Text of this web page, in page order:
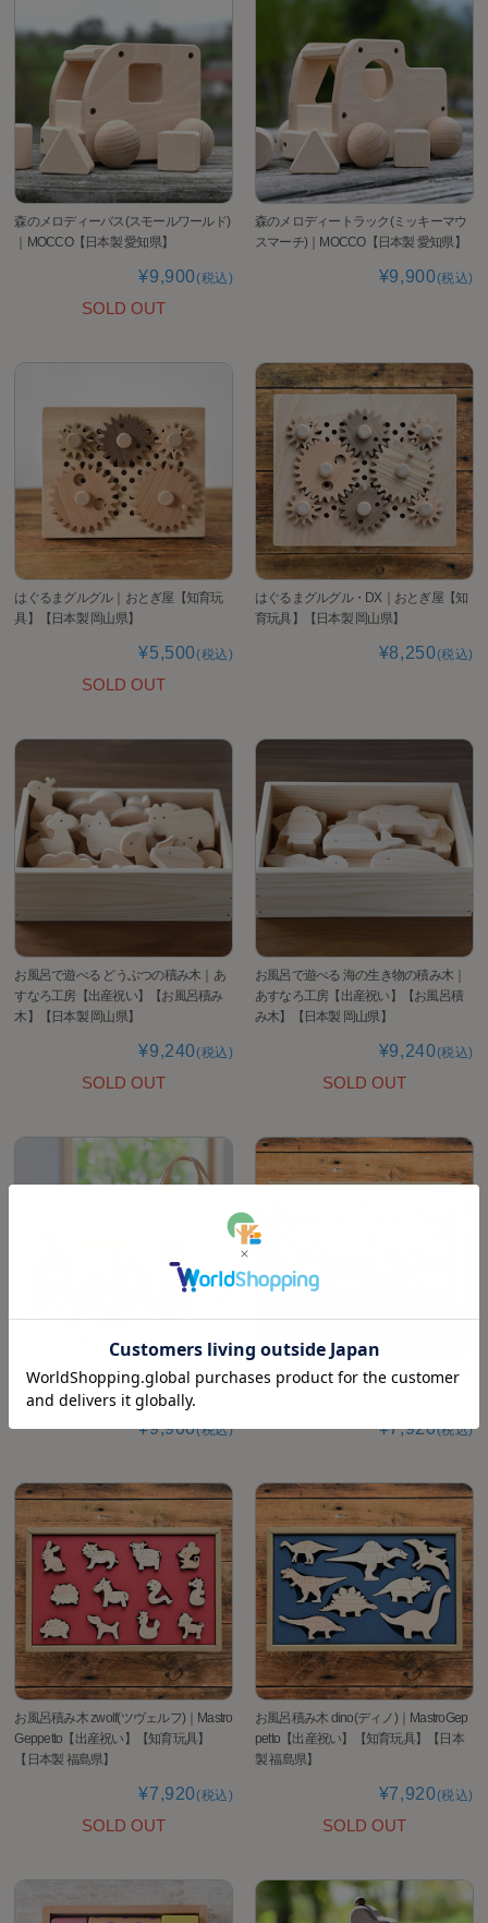
森のメロディーバス(スモールワールド)
｜MOCCO【日本製 愛知県】
¥9,900(税込)
SOLD OUT
森のメロディートラック(ミッキーマウ
スマーチ)｜MOCCO【日本製 愛知県】
¥9,900(税込)
はぐるまグルグル｜おとぎ屋【知育玩
具】【日本製 岡山県】
¥5,500(税込)
SOLD OUT
はぐるまグルグル・DX｜おとぎ屋【知
育玩具】【日本製 岡山県】
¥8,250(税込)
お風呂で遊べる どうぶつの積み木｜あ
すなろ工房【出産祝い】【お風呂積み
木】【日本製 岡山県】
¥9,240(税込)
SOLD OUT
お風呂で遊べる 海の生き物の積み木｜
あすなろ工房【出産祝い】【お風呂積
み木】【日本製 岡山県】
¥9,240(税込)
SOLD OUT
寄木の積木 ふくろ入り｜OakVillage
【知育玩具】【日本製 岐阜県】
¥9,900(税込)
お風呂積み木 noe(ノエ)｜MastroGeppett
¥7,920(税込)
お風呂積み木 zwolf(ツヴェルフ)｜Mastro
Geppetto【出産祝い】【知育玩具】
【日本製 福島県】
¥7,920(税込)
SOLD OUT
お風呂積み木 dino(ディノ)｜MastroGep
petto【出産祝い】【知育玩具】【日本
製 福島県】
¥7,920(税込)
SOLD OUT